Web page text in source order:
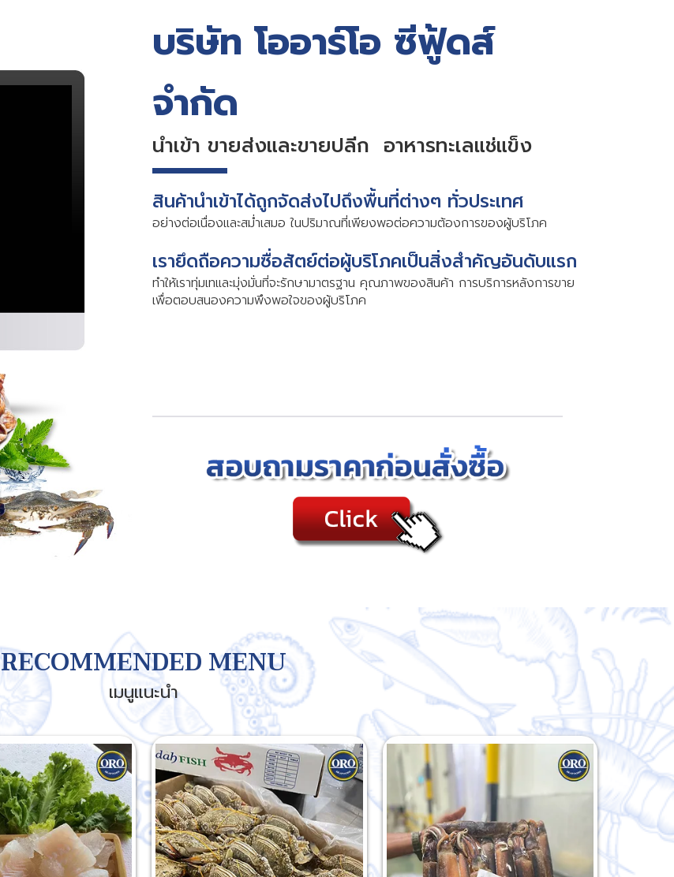
บริษัท โออาร์โอ ซีฟู้ดส์
จำกัด
นำเข้า ขายส่งและขายปลีก อาหารทะเลแช่แข็ง
สินค้านำเข้าได้ถูกจัดส่งไปถึงพื้นที่ต่างๆ ทั่วประเทศ
อย่างต่อเนื่องและสม่ำเสมอ ในปริมาณที่เพียงพอต่อความต้องการของผู้บริโภค
เรายึดถือความซื่อสัตย์ต่อผู้บริโภคเป็นสิ่งสำคัญอันดับแรก
ทำให้เราทุ่มเทและมุ่งมั่นที่จะรักษามาตรฐาน คุณภาพของสินค้า การบริการหลังการขาย
เพื่อตอบสนองความพึงพอใจของผู้บริโภค
RECOMMENDED MENU
เมนูแนะนำ